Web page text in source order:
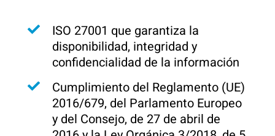
ISO 27001 que garantiza la
disponibilidad, integridad y
confidencialidad de la información
Cumplimiento del Reglamento (UE)
2016/679, del Parlamento Europeo
y del Consejo, de 27 de abril de